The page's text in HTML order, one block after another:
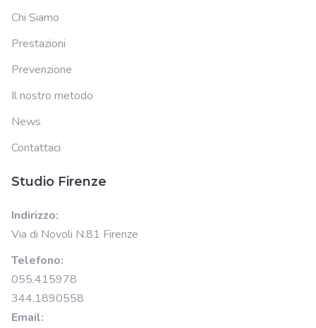
Chi Siamo
Prestazioni
Prevenzione
Il nostro metodo
News
Contattaci
Studio Firenze
Indirizzo:
Via di Novoli N.81 Firenze
Telefono:
055.415978
344.1890558
Email: